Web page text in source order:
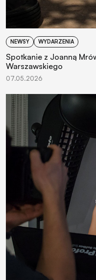
NEWSY WYDARZENIA
Spotkanie z Joanną
Warszawskiego
07.05.2026